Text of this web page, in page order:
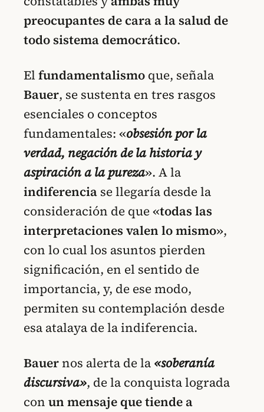
preocupantes de cara a la salud de
todo sistema democrático.
Elfundamentalismo que, señala
Bauer, se sustenta en tres rasgos
esenciales o conceptos
fundamentales: «obsesión por la
verdad, negación de la historia y
aspiración a la pureza». A la
indiferencia se llegaría desde la
consideración de que«todas las
interpretaciones valen lo mismo»,
con lo cual los asuntos pierden
significación, en el sentido de
importancia, y, de ese modo,
permiten su contemplación desde
esa atalaya de la indiferencia.
Bauernos alerta de la «soberanía
discursiva», de la conquista lograda
con un mensaje que tiende a